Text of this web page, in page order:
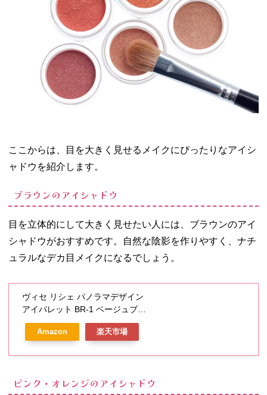
ここからは、目を大きく見せるメイクにぴったりなアイシ
ャドウを紹介します。
ブラウンのアイシャドウ
目を立体的にして大きく見せたい人には、ブラウンのアイ
シャドウがおすすめです。自然な陰影を作りやすく、ナチ
ュラルなデカ目メイクになるでしょう。
ヴィセ リシェ パノラマデザイン
アイパレット BR-1 ベージュブラ
ウン(5.5g)【ヴィセ リシェ】
Amazon 楽天市場
ピンク・オレンジのアイシャドウ